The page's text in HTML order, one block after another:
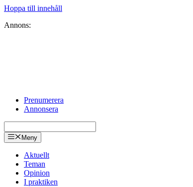
Hoppa till innehåll
Annons:
Prenumerera
Annonsera
Meny
Aktuellt
Teman
Opinion
I praktiken